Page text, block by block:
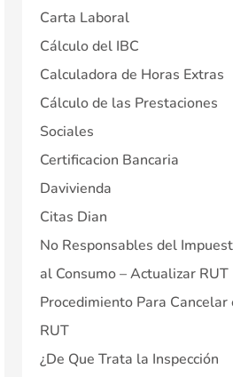
Carta Laboral
Cálculo del IBC
Calculadora de Horas Extras
Cálculo de las Prestaciones
Sociales
Certificacion Bancaria
Davivienda
Citas Dian
No Responsables del
al Consumo – Actualizar RUT
Procedimiento Para Cancelar
RUT
¿De Que Trata la Inspección